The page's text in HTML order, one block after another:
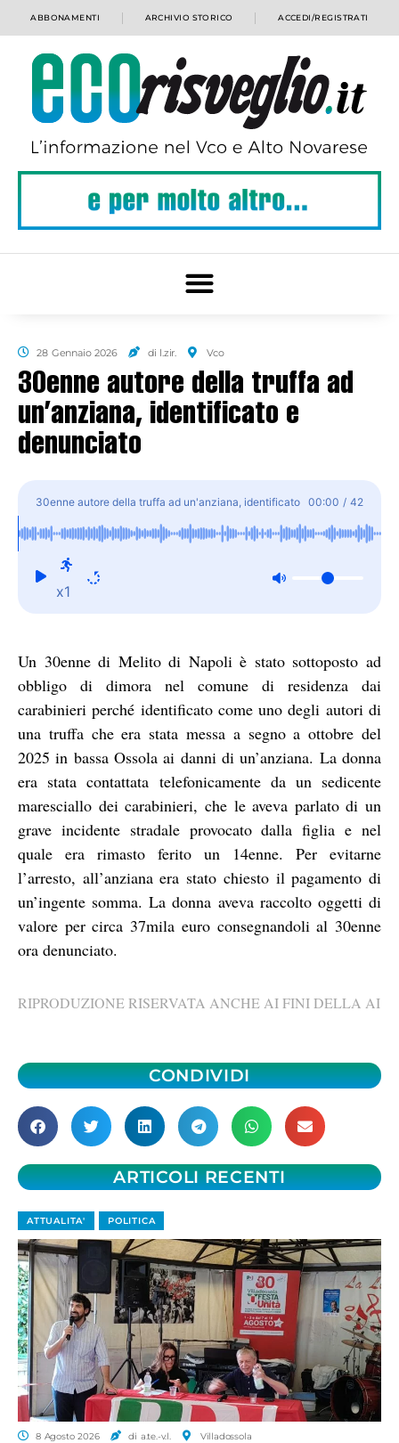
ABBONAMENTI ARCHIVIO STORICO ACCEDI/REGISTRATI
28 Gennaio 2026 di l.zir. Vco
30enne autore della truffa ad
un’anziana, identificato e
denunciato
30enne autore della truffa ad un'anziana, identificato
e denunciato
00:00 / 42
x1
Un 30enne di Melito di Napoli è stato sottoposto ad
obbligo di dimora nel comune di residenza dai
carabinieri perché identificato come uno degli autori di
una truffa che era stata messa a segno a ottobre del
2025 in bassa Ossola ai danni di un’anziana. La donna
era stata contattata telefonicamente da un sedicente
maresciallo dei carabinieri, che le aveva parlato di un
grave incidente stradale provocato dalla figlia e nel
quale era rimasto ferito un 14enne. Per evitarne
l’arresto, all’anziana era stato chiesto il pagamento di
un’ingente somma. La donna aveva raccolto oggetti di
valore per circa 37mila euro consegnandoli al 30enne
ora denunciato.
RIPRODUZIONE RISERVATA ANCHE AI FINI DELLA AI
CONDIVIDI
ARTICOLI RECENTI
ATTUALITA' POLITICA
8 Agosto 2026 di a.te.-v.l. Villadossola